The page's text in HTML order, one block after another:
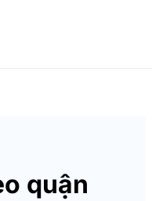
quận